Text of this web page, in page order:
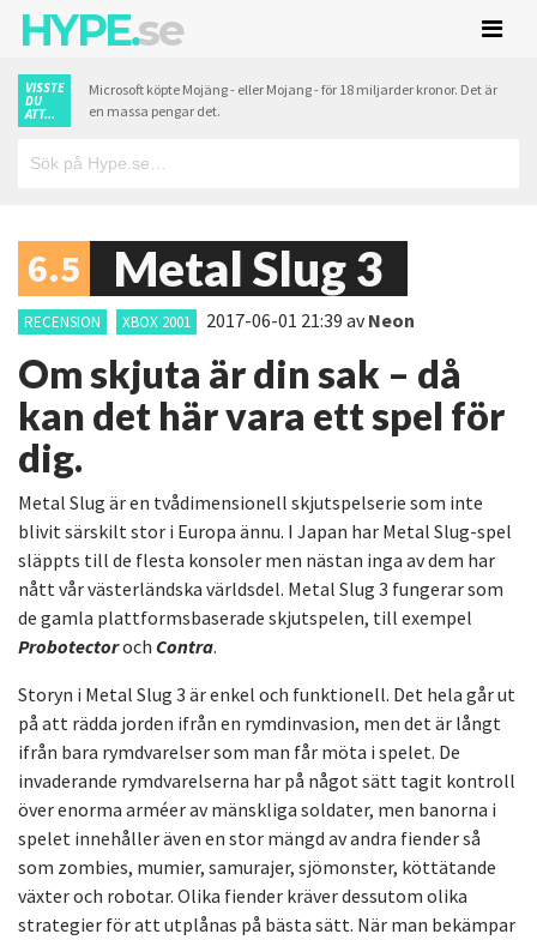
HYPE.se
VISSTE
DU
ATT...
Microsoft köpte Mojäng - eller Mojang - för 18 miljarder kronor. Det är
en massa pengar det.
6.5 Metal Slug 3
RECENSION XBOX 2001 2017-06-01 21:39 avNeon
Om skjuta är din sak – då
kan det här vara ett spel för
dig.
Metal Slug är en tvådimensionell skjutspelserie som inte
blivit särskilt stor i Europa ännu. I Japan har Metal Slug-spel
släppts till de flesta konsoler men nästan inga av dem har
nått vår västerländska världsdel. Metal Slug 3 fungerar som
de gamla plattformsbaserade skjutspelen, till exempel
Probotectoroch Contra.
Storyn i Metal Slug 3 är enkel och funktionell. Det hela går ut
på att rädda jorden ifrån en rymdinvasion, men det är långt
ifrån bara rymdvarelser som man får möta i spelet. De
invaderande rymdvarelserna har på något sätt tagit kontroll
över enorma arméer av mänskliga soldater, men banorna i
spelet innehåller även en stor mängd av andra fiender så
som zombies, mumier, samurajer, sjömonster, köttätande
växter och robotar. Olika fiender kräver dessutom olika
strategier för att utplånas på bästa sätt. När man bekämpar